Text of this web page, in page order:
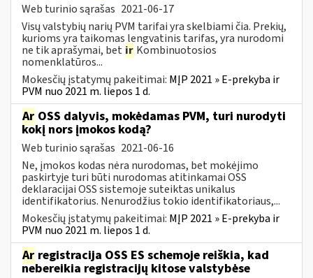
Web turinio sąrašas 2021-06-17
Visų valstybių narių PVM tarifai yra skelbiami čia. Prekių,
kurioms yra taikomas lengvatinis tarifas, yra nurodomi
ne tik aprašymai, bet ir Kombinuotosios
nomenklatūros...
Mokesčių įstatymų pakeitimai: MĮP 2021 » E-prekyba ir
PVM nuo 2021 m. liepos 1 d.
Ar OSS dalyvis, mokėdamas PVM, turi nurodyti
kokį nors įmokos kodą?
Web turinio sąrašas 2021-06-16
Ne, įmokos kodas nėra nurodomas, bet mokėjimo
paskirtyje turi būti nurodomas atitinkamai OSS
deklaracijai OSS sistemoje suteiktas unikalus
identifikatorius. Nenurodžius tokio identifikatoriaus,...
Mokesčių įstatymų pakeitimai: MĮP 2021 » E-prekyba ir
PVM nuo 2021 m. liepos 1 d.
Ar registracija OSS ES schemoje reiškia, kad
nebereikia registracijų kitose valstybėse